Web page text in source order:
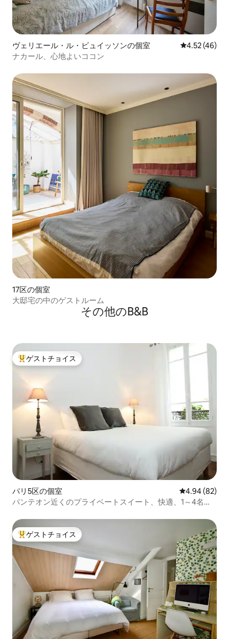
ヴェリエール・ル・ビュイッソンの個室 レビュー46
4.52 (46)
ナカール、心地よいココン
17区の個室
大邸宅の中のゲストルーム
その他のB&B
大好評のゲストチョイスです。
ゲストチョイス
パリ5区の個室 レビュー82
4.94 (82)
パンテオン近くのプライベートスイート、快適、1～4名、
大好評のゲストチョイスです。
ゲストチョイス